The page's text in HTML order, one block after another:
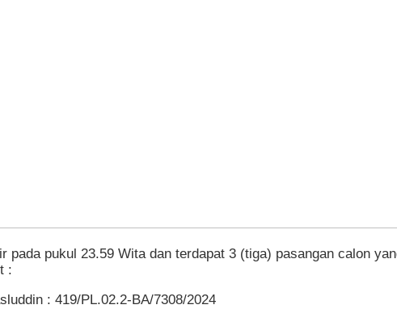
pada pukul 23.59 Wita dan terdapat 3 (tiga) pasangan calon
:
: 419/PL.02.2-BA/7308/2024